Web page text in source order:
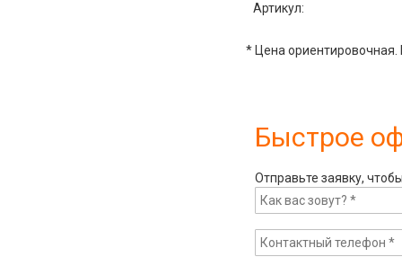
Артикул:
* Цена ориентировочная.
Быстрое
Отправьте заявку,